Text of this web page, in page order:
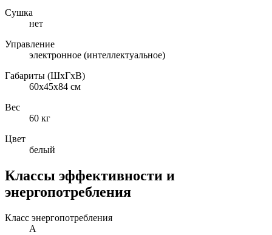
Сушка
нет
Управление
электронное (интеллектуальное)
Габариты (ШxГxВ)
60x45x84 см
Вес
60 кг
Цвет
белый
Классы эффективности и
энергопотребления
Класс энергопотребления
A